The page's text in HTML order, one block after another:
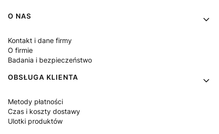
Linki w stopce
O NAS
Kontakt i dane firmy
O firmie
Badania i bezpieczeństwo
OBSŁUGA KLIENTA
Metody płatności
Czas i koszty dostawy
Ulotki produktów